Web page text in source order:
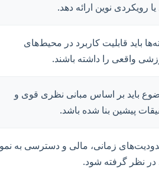
نوین ارائه دهد.
باید قابلیت کاربرد در محیط‌های
را داشته باشند.
بر اساس مبانی نظری قوی و
پیشین بنا شده باشد.
زمانی، مالی و دسترسی به نمونه
نظر گرفته شود.